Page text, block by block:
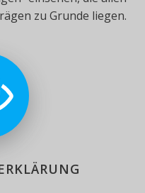
zu Grunde liegen.